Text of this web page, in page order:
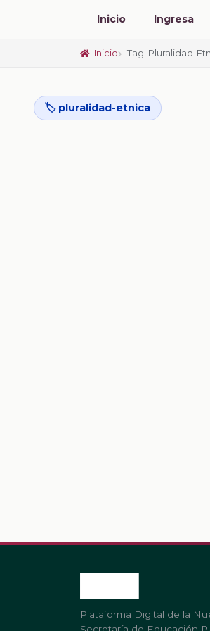
Inicio Ingresa
Inicio Tag: Pluralidad-
🏷️ pluralidad-etnica
Plataforma Digital de la